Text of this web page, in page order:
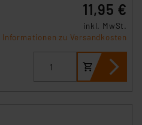
11,95 €
inkl. MwSt.
Informationen zu Versandkosten